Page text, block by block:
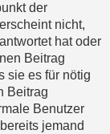
der
nicht,
hat oder
Beitrag
sie es für nötig
Beitrag
Benutzer
jemand